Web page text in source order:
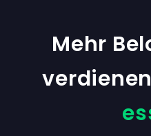
Mehr
verdienen